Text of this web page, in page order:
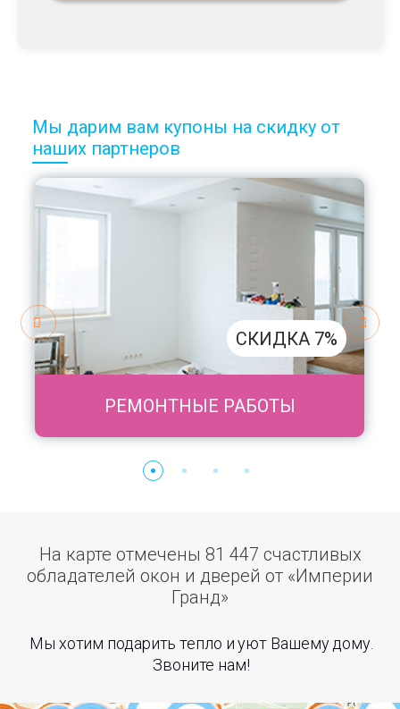
Мы дарим вам купоны на скидку от
наших партнеров
РЕМОНТНЫЕ РАБОТЫ
СКИДКА 7%
На карте отмечены 81 447 счастливых
обладателей окон и дверей от «Империи
Гранд»
Мы хотим подарить тепло и уют Вашему дому.
Звоните нам!